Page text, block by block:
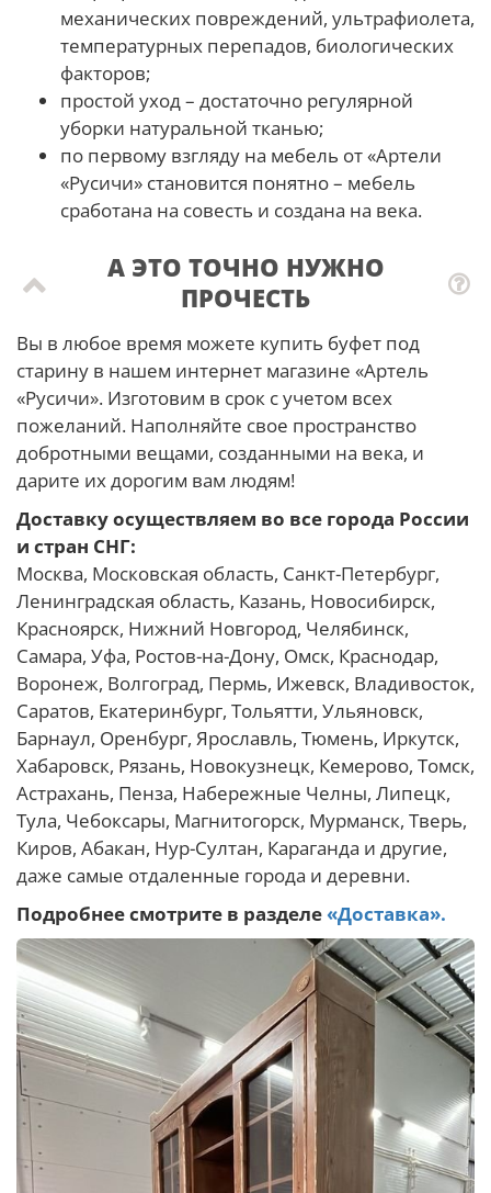
механических повреждений, ультрафиолета,
температурных перепадов, биологических
факторов;
простой уход – достаточно регулярной
уборки натуральной тканью;
по первому взгляду на мебель от «Артели
«Русичи» становится понятно – мебель
сработана на совесть и создана на века.
А ЭТО ТОЧНО НУЖНО
ПРОЧЕСТЬ
Вы в любое время можете купить буфет под
старину в нашем интернет магазине «Артель
«Русичи». Изготовим в срок с учетом всех
пожеланий. Наполняйте свое пространство
добротными вещами, созданными на века, и
дарите их дорогим вам людям!
Доставку осуществляем во все города России
и стран СНГ:
Москва, Московская область, Санкт-Петербург,
Ленинградская область, Казань, Новосибирск,
Красноярск, Нижний Новгород, Челябинск,
Самара, Уфа, Ростов-на-Дону, Омск, Краснодар,
Воронеж, Волгоград, Пермь, Ижевск, Владивосток,
Саратов, Екатеринбург, Тольятти, Ульяновск,
Барнаул, Оренбург, Ярославль, Тюмень, Иркутск,
Хабаровск, Рязань, Новокузнецк, Кемерово, Томск,
Астрахань, Пенза, Набережные Челны, Липецк,
Тула, Чебоксары, Магнитогорск, Мурманск, Тверь,
Киров, Абакан, Нур-Султан, Караганда и другие,
даже самые отдаленные города и деревни.
Подробнее смотрите в разделе «Доставка».